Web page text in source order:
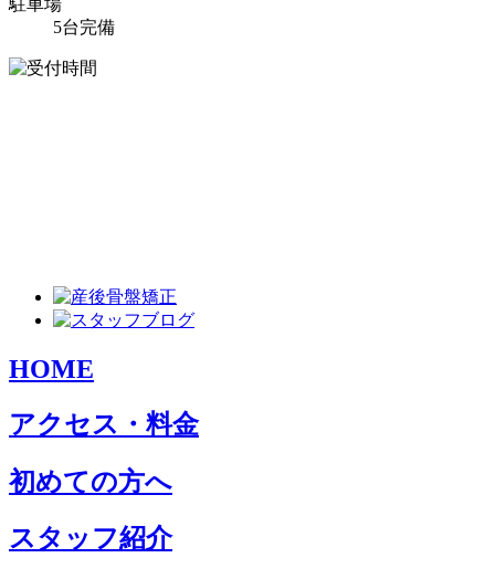
5台完備
HOME
アクセス・料金
初めての方へ
スタッフ紹介